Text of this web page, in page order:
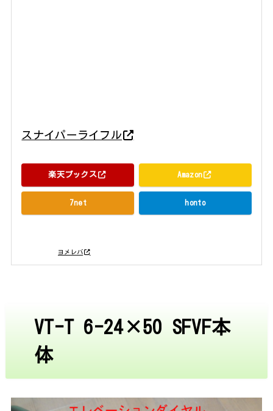
スナイパーライフル
ヨメレバ
楽天ブックス Amazon
7net honto
VT-T 6-24×50 SFVF本
体